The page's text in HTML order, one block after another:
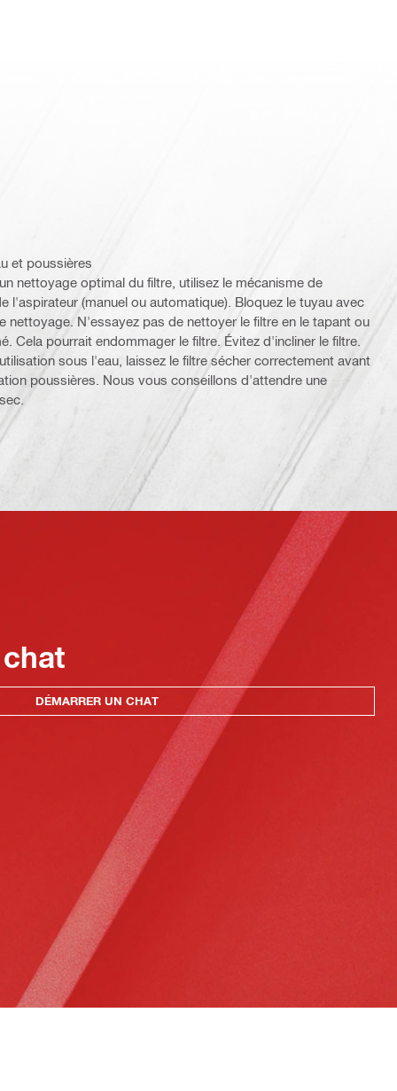
et poussières
nettoyage optimal du filtre, utilisez le mécanisme de
l'aspirateur (manuel ou automatique). Bloquez le tuyau avec
nettoyage. N'essayez pas de nettoyer le filtre en le tapant ou
Cela pourrait endommager le filtre. Évitez d'incliner le filtre.
sous l'eau, laissez le filtre sécher correctement avant
poussières. Nous vous conseillons d'attendre une
DÉMARRER UN CHAT